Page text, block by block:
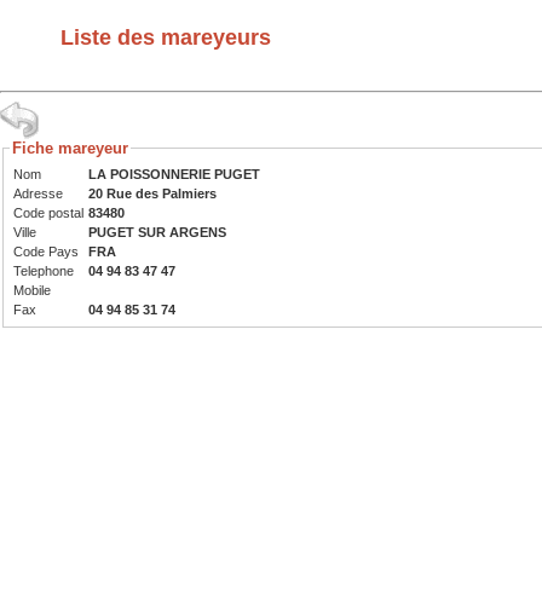
Liste des mareyeurs
Fiche mareyeur
Nom
LA POISSONNERIE PUGET
Adresse
20 Rue des Palmiers
Code postal 83480
Ville
PUGET SUR ARGENS
Code Pays
FRA
Telephone
04 94 83 47 47
Mobile
Fax
04 94 85 31 74